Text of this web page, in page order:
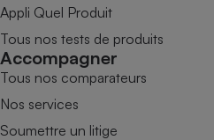
Appli Quel Produit
Tous nos tests de produits
Accompagner
Tous nos comparateurs
Nos services
Soumettre un litige